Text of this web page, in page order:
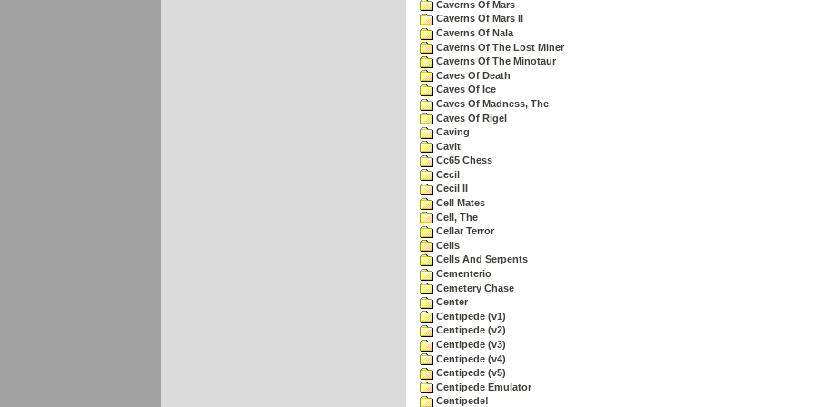
Caverns Of Mars
Caverns Of Mars II
Caverns Of Nala
Caverns Of The Lost Miner
Caverns Of The Minotaur
Caves Of Death
Caves Of Ice
Caves Of Madness, The
Caves Of Rigel
Caving
Cavit
Cc65 Chess
Cecil
Cecil II
Cell Mates
Cell, The
Cellar Terror
Cells
Cells And Serpents
Cementerio
Cemetery Chase
Center
Centipede (v1)
Centipede (v2)
Centipede (v3)
Centipede (v4)
Centipede (v5)
Centipede Emulator
Centipede!